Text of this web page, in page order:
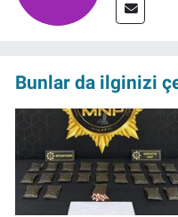
Bunlar da ilginizi